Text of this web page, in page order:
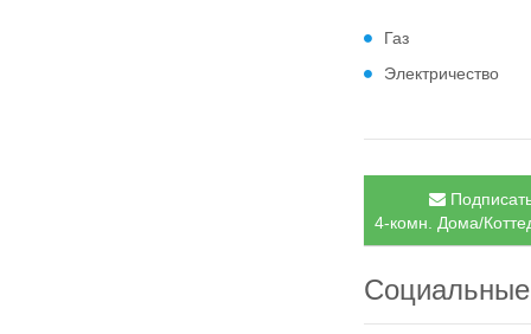
Газ
Электричество
4-комн. Дома/